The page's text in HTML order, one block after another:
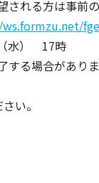
れる方は事前
（水） 17時
る場合がありま
い。